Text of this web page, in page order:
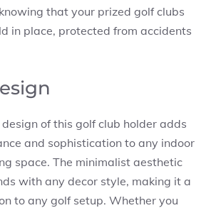
that your prized golf clubs
in place, protected from accidents
of this golf club holder adds
and sophistication to any indoor
space. The minimalist aesthetic
with any decor style, making it a
to any golf setup. Whether you